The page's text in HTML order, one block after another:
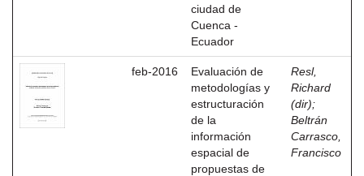
ciudad de
Cuenca -
Ecuador
feb-2016
Evaluación de
metodologías y
estructuración
de la
información
espacial de
propuestas de
Resl,
Richard
(dir);
Beltrán
Carrasco,
Francisco